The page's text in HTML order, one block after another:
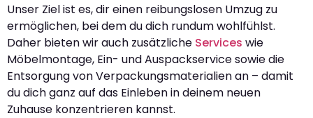
Unser Ziel ist es, dir einen reibungslosen Umzug zu
ermöglichen, bei dem du dich rundum wohlfühlst.
Daher bieten wir auch zusätzliche Services wie
Möbelmontage, Ein- und Auspackservice sowie die
Entsorgung von Verpackungsmaterialien an – damit
du dich ganz auf das Einleben in deinem neuen
Zuhause konzentrieren kannst.